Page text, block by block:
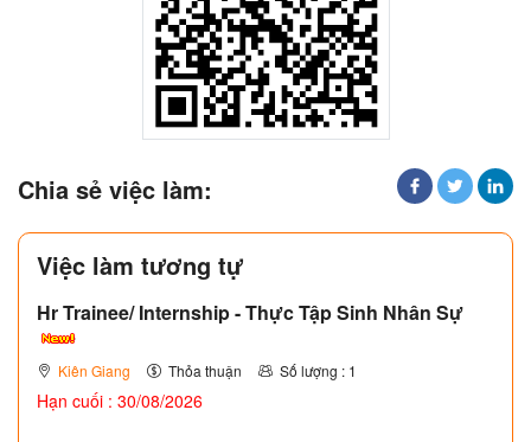
Chia sẻ việc làm:
Việc làm tương tự
Hr Trainee/ Internship - Thực Tập Sinh Nhân Sự
Kiên Giang Thỏa thuận Số lượng : 1
Hạn cuối : 30/08/2026